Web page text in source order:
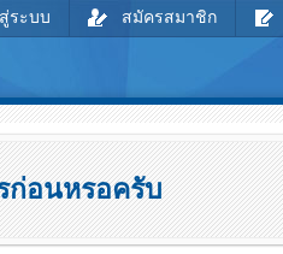
ระบบ สมัครสมาชิก
ก่อนหรอครับ